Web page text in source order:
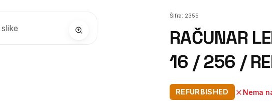
Šifra: 2355
RAČUNAR
16 / 256 /
REFURBISHED Nema